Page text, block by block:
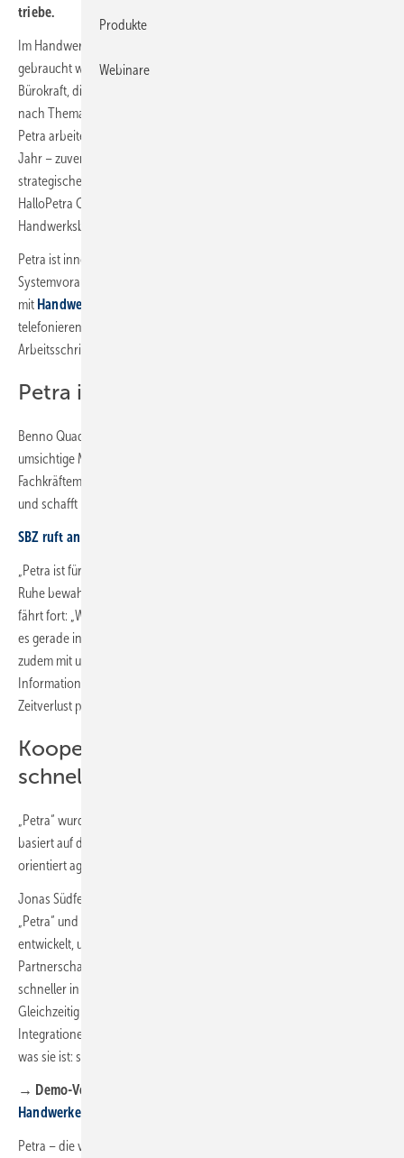
triebe.
Im Handwerk klingelt das Telefon oft genau dann, wenn alle Hände
gebraucht werden. Hier hilft „Petra“ – eine KI-gestützte, virtuelle
Bürokraft, die Anrufe entgegennimmt, Rückrufe organisiert, Anfragen
nach Thema und Kundenbezug sortiert und so wertvolle Zeit spart.
Petra arbeitet rund um die Uhr – 24 Stunden am Tag, 365 Tage im
Jahr – zuverlässig, freundlich und ohne Pausen. Mit einer
strategischen Partnerschaft zwischen der OneQrew GmbH und der
HalloPetra GmbH wird diese Lösung nun noch mehr
Handwerksbetrieben zugänglich gemacht.
Petra ist innerhalb kürzester Zeit ohne spezielle
Systemvoraussetzungen einsetzbar. Auf Wunsch lässt sich Petra auch
mit Handwerker-Software
telefonieren, sondern auch direkt auf Kundendaten zugreifen und
Arbeitsschritte automatisieren.
Petra im Einsatz
Benno Quade, Co-CEO von OneQrew erläutert: „Petra ist eine
umsichtige Mitarbeiterin, die nie Feierabend macht. In Zeiten des
Fachkräftemangels löst sie eine echte Herausforderung im Handwerk
und schafft Freiräume für das, was zählt: Zeit für die Kunden.“
SBZ ruft an – der Podcast für die SHK-Branche: HalloPetra
„Petra ist für uns wie eine Kollegin, die nie krank wird und immer die
Ruhe bewahrt“, ergänzt Fabian Fricke von der Tischlerei Sibbesse und
fährt fort: „Wir wissen, dass jeder Kunde gehört wird, egal wie hektisch
es gerade in der Werkstatt oder auf der Baustelle zugeht. Seit Petra
zudem mit unserem OneQrew-ERP verbunden ist, landet jede
Information sofort im zentralen System. So können wir ohne
Zeitverlust präzise auf jedes Anliegen reagieren.“
Kooperation bringt KI-Bürokraft
schneller in die Betriebe
„Petra“ wurde vom Berliner Start-up HalloPetra GmbH entwickelt und
basiert auf dem Prinzip der „Agentic-KI“, d. h. autonom, service-
orientiert agierender Künstlicher Intelligenz.
Jonas Südfels, Mitgründer von HalloPetra, erklärt zur Motivation von
„Petra“ und der Partnerschaft mit OneQrew: „Wir haben Petra
entwickelt, um Handwerksbetrieben Arbeit abzunehmen. Durch die
Partnerschaft mit OneQrew können wir unsere Lösung noch
schneller in die Betriebe bringen, die sie dringend brauchen.
Gleichzeitig erweitern wir das Einsatzspektrum durch zahlreiche
Integrationen in OneQrew-Handwerker-Software. Petra bleibt dabei,
was sie ist: schnell, konzentriert und rund um die Uhr im Einsatz.“
→ Demo-Version testen:
Handwerker
Petra – die virtuelle Bürofachkraft von HalloPetra und OneQrew –
Produkte
Webinare